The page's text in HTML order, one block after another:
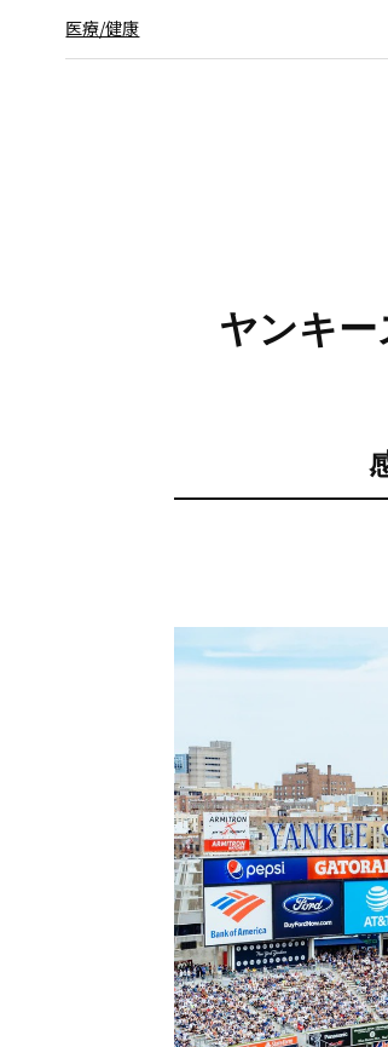
医療/健康
ヤンキ